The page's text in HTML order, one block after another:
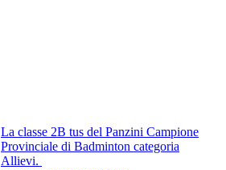
La classe 2B tus del Panzini Campione
Provinciale di Badminton categoria
Allievi.